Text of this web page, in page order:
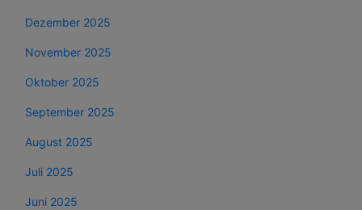
Dezember 2025
November 2025
Oktober 2025
September 2025
August 2025
Juli 2025
Juni 2025